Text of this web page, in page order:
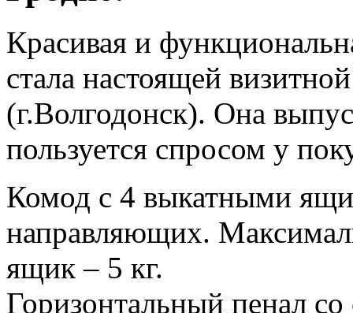
Красивая и
стала настоящей
(г.Волгодонск). Она
пользуется спросом у
Комод с 4 выкатными
направляющих.
ящик – 5 кг.
Горизонтальный пенал